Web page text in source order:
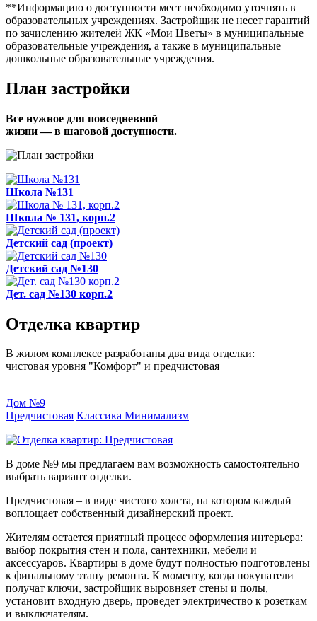
**Информацию о доступности мест необходимо уточнять в
образовательных учреждениях. Застройщик не несет гарантий
по зачислению жителей ЖК «Мои Цветы» в муниципальные
образовательные учреждения, а также в муниципальные
дошкольные образовательные учреждения.
План застройки
Все нужное для повседневной
жизни — в шаговой доступности.
Школа №131
Школа № 131, корп.2
Детский сад (проект)
Детский сад №130
Дет. сад №130 корп.2
Отделка квартир
В жилом комплексе разработаны два вида отделки:
чистовая уровня "Комфорт" и предчистовая
Дом №9
Предчистовая Классика Минимализм
В доме №9 мы предлагаем вам возможность самостоятельно
выбрать вариант отделки.
Предчистовая – в виде чистого холста, на котором каждый
воплощает собственный дизайнерский проект.
Жителям остается приятный процесс оформления интерьера:
выбор покрытия стен и пола, сантехники, мебели и
аксессуаров. Квартиры в доме будут полностью подготовлены
к финальному этапу ремонта. К моменту, когда покупатели
получат ключи, застройщик выровняет стены и полы,
установит входную дверь, проведет электричество к розеткам
и выключателям.